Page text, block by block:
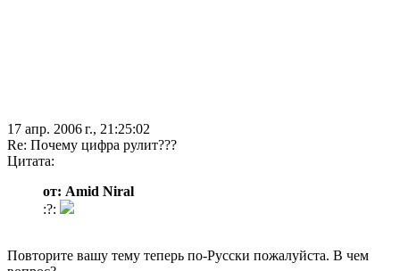
17 апр. 2006 г., 21:25:02
Re: Почему цифра рулит???
Цитата:
от: Amid Niral
:?:
Повторите вашу тему теперь по-Русски пожалуйста. В чем